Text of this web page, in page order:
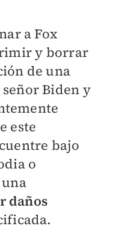
a Fox
y borrar
de una
Biden y
este
bajo
o
daños